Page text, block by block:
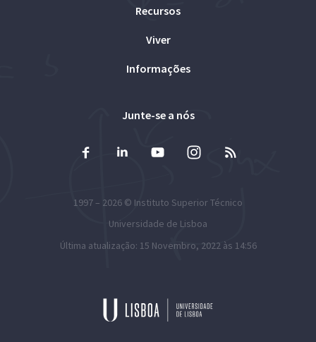
Recursos
Viver
Informações
Junte-se a nós
1997 – 2026 © Instituto Superior Técnico
Universidade de Lisboa
Última atualização: 15 Novembro, 2022 às 14:56